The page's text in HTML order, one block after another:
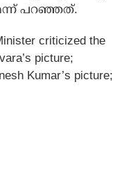
പറഞ്ഞത്.
criticized the
picture;
Kumar’s picture;